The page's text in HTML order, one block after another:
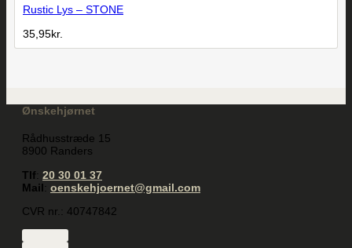
Rustic Lys – STONE
35,95kr.
Ønskehjørnet
Rådhusstræde 15
8900 Randers
Tlf: 20 30 01 37
Mail: oenskehjoernet@gmail.com
CVR nr.: 40747842